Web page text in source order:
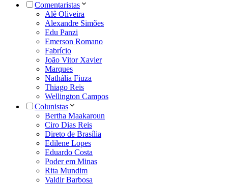
Comentaristas
Alê Oliveira
Alexandre Simões
Edu Panzi
Emerson Romano
Fabrício
João Vitor Xavier
Marques
Nathália Fiuza
Thiago Reis
Wellington Campos
Colunistas
Bertha Maakaroun
Ciro Dias Reis
Direto de Brasília
Edilene Lopes
Eduardo Costa
Poder em Minas
Rita Mundim
Valdir Barbosa